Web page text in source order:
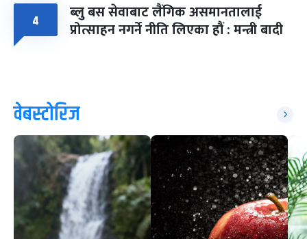
४ ब्लु बस सेवाबाट लैंगिक असमानतालाई
प्रोत्साहन नगर्ने नीति लिएका हौं : मन्त्री बादी
वेबस्टोरिज